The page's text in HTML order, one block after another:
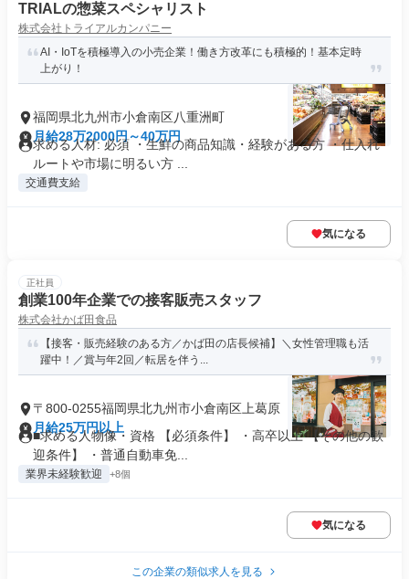
TRIALの惣菜スペシャリスト
株式会社トライアルカンパニー
AI・IoTを積極導入の小売企業！働き方改革にも積極的！基本定時
上がり！
福岡県北九州市小倉南区八重洲町
月給28万2000円～40万円
求める人材: 必須 ・生鮮の商品知識・経験がある方 ・仕入れ
ルートや市場に明るい方 ...
交通費支給
気になる
正社員
創業100年企業での接客販売スタッフ
株式会社かば田食品
【接客・販売経験のある方／かば田の店長候補】＼女性管理職も活
躍中！／賞与年2回／転居を伴う...
〒800-0255福岡県北九州市小倉南区上葛原
月給25万円以上
■求める人物像・資格 【必須条件】 ・高卒以上 【その他の歓
迎条件】 ・普通自動車免...
業界未経験歓迎 +8個
気になる
この企業の類似求人を見る